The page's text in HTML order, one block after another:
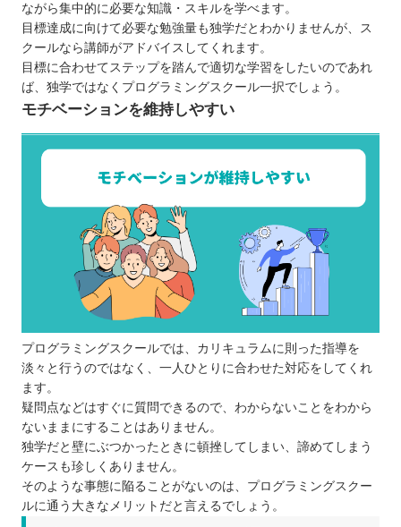
ながら集中的に必要な知識・スキルを学べます。
目標達成に向けて必要な勉強量も独学だとわかりませんが、ス
クールなら講師がアドバイスしてくれます。
目標に合わせてステップを踏んで適切な学習をしたいのであれ
ば、独学ではなくプログラミングスクール一択でしょう。
モチベーションを維持しやすい
プログラミングスクールでは、カリキュラムに則った指導を
淡々と行うのではなく、一人ひとりに合わせた対応をしてくれ
ます。
疑問点などはすぐに質問できるので、わからないことをわから
ないままにすることはありません。
独学だと壁にぶつかったときに頓挫してしまい、諦めてしまう
ケースも珍しくありません。
そのような事態に陥ることがないのは、プログラミングスクー
ルに通う大きなメリットだと言えるでしょう。